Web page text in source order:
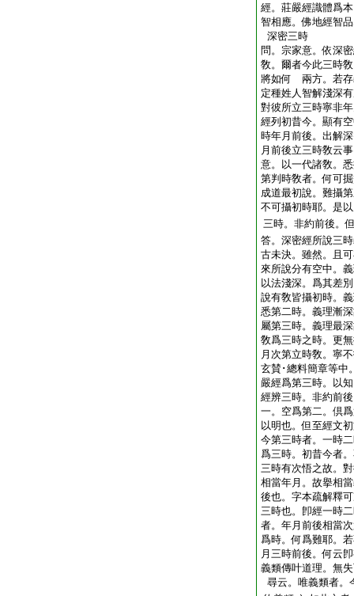
經。莊嚴經識體爲
智相應。佛地經智
深密三時
問。宗家意。依深
敎。爾者今此三時
將如何 兩方。若存
定種姓人智解淺深
對彼所立三時寧非
經列初昔今。顯有
時年月前後。出解
月前後立三時敎云
意。以一代諸敎。
第判時敎者。何可
成道最初說。難攝
不可攝初時耶。是
三時。非約前後。
答。深密經所說三
古未決。雖然。且
來所說分有空中。
以法淺深。爲其差
說有敎皆攝初時。
悉第二時。義理漸
屬第三時。義理最
敎爲三時之時。更
月次第立時敎。寧
玄賛･總料簡章等中
嚴經爲第三時。以
經辨三時。非約前
一。空爲第二。倶
以明也。但至經文
今第三時者。一時
爲三時。初昔今者
三時有次悟之故。
相當年月。故擧相
後也。字本疏解釋
三時也。卽經一時
者。年月前後相當
爲時。何爲難耶。
月三時前後。何云
義類傳叶道理。無
尋云。唯義類者。